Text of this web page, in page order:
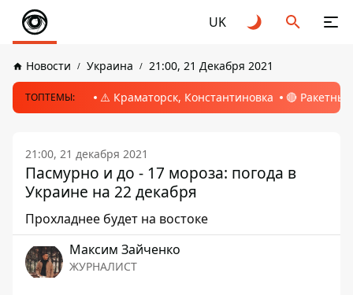
UK
Новости Украина 21:00, 21 Декабря 2021
ТОПТЕМЫ: ⚠️ Краматорск, Константиновка 🔴
21:00, 21 декабря 2021
Пасмурно и до - 17 мороза: погода в
Украине на 22 декабря
Прохладнее будет на востоке
Максим Зайченко
ЖУРНАЛИСТ